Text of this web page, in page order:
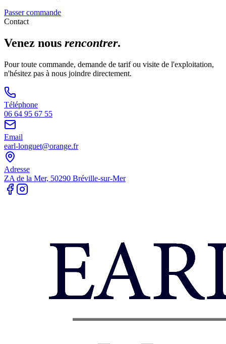
Passer commande
Contact
Venez nous rencontrer.
Pour toute commande, demande de tarif ou visite de l'exploitation,
n'hésitez pas à nous joindre directement.
Téléphone
06 64 95 67 55
Email
earl-longuet@orange.fr
Adresse
ZA de la Mer, 50290 Bréville-sur-Mer